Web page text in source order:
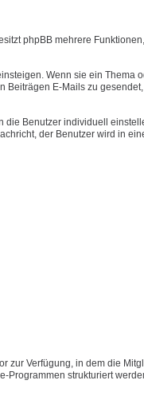
phpBB mehrere
Wenn sie ein Thema
Beiträgen E-Mails zu
die Benutzer individuell
der Benutzer wird in
zur Verfügung, in dem die
Programmen strukturiert